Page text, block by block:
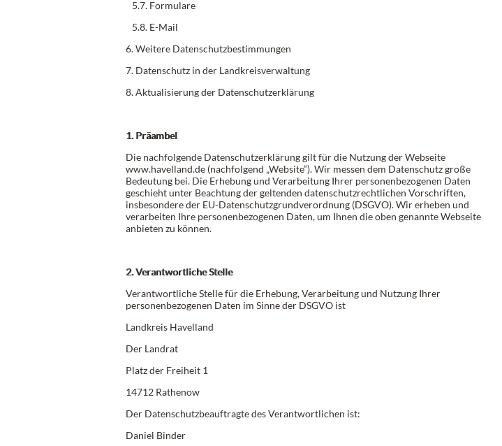
5.7. Formulare
5.8. E-Mail
6. Weitere Datenschutzbestimmungen
7. Datenschutz in der Landkreisverwaltung
8. Aktualisierung der Datenschutzerklärung
1. Präambel
Die nachfolgende Datenschutzerklärung gilt für die Nutzung der Webseite
www.havelland.de (nachfolgend „Website“). Wir messen dem Datenschutz große
Bedeutung bei. Die Erhebung und Verarbeitung Ihrer personenbezogenen Daten
geschieht unter Beachtung der geltenden datenschutzrechtlichen Vorschriften,
insbesondere der EU-Datenschutzgrundverordnung (DSGVO). Wir erheben und
verarbeiten Ihre personenbezogenen Daten, um Ihnen die oben genannte Webseite
anbieten zu können.
2. Verantwortliche Stelle
Verantwortliche Stelle für die Erhebung, Verarbeitung und Nutzung Ihrer
personenbezogenen Daten im Sinne der DSGVO ist
Landkreis Havelland
Der Landrat
Platz der Freiheit 1
14712 Rathenow
Der Datenschutzbeauftragte des Verantwortlichen ist:
Daniel Binder